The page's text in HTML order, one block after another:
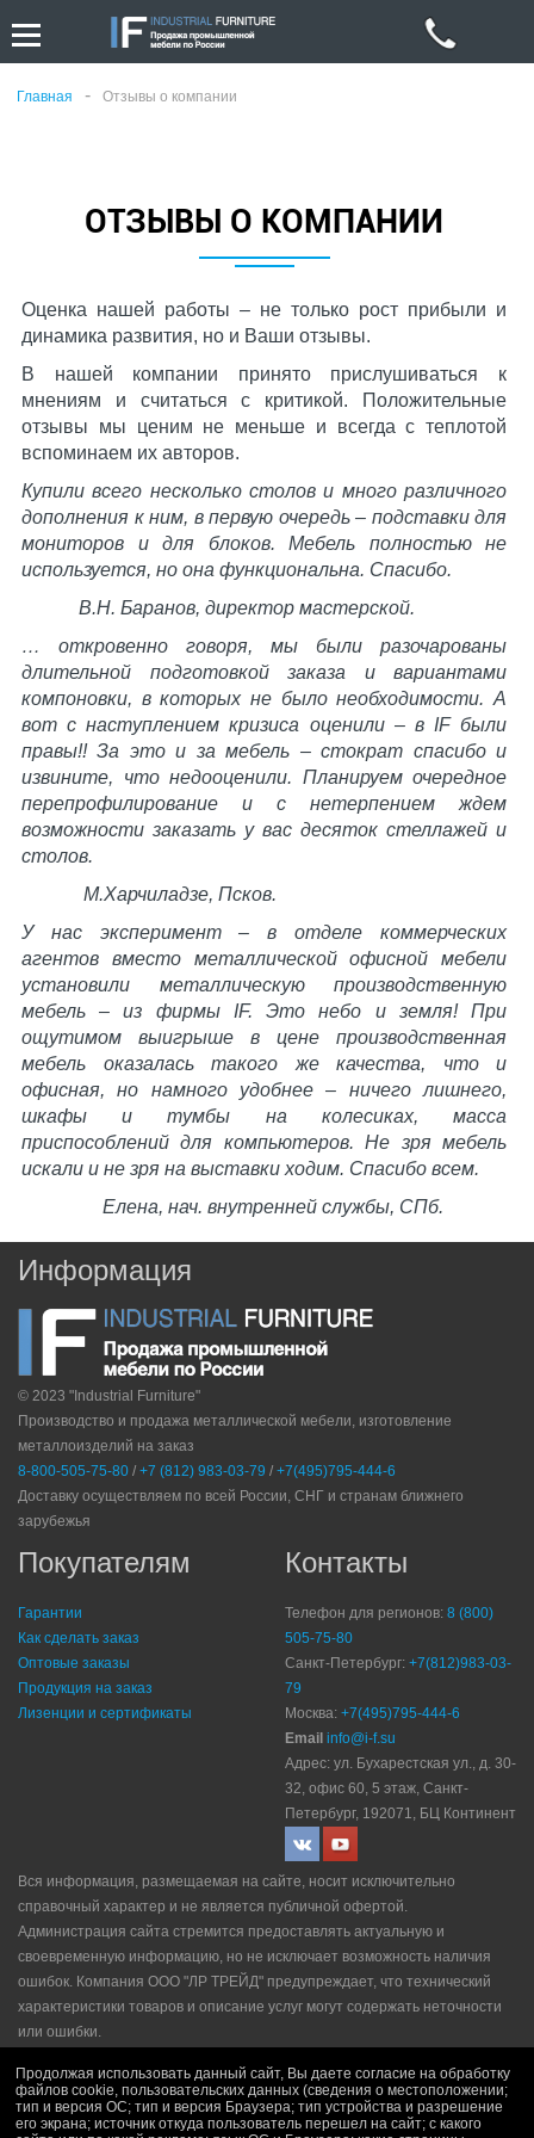
Главная - Отзывы о компании
ОТЗЫВЫ О КОМПАНИИ
Оценка нашей работы – не только рост прибыли и
динамика развития, но и Ваши отзывы.
В нашей компании принято прислушиваться к
мнениям и считаться с критикой. Положительные
отзывы мы ценим не меньше и всегда с теплотой
вспоминаем их авторов.
Купили всего несколько столов и много различного
дополнения к ним, в первую очередь – подставки для
мониторов и для блоков. Мебель полностью не
используется, но она функциональна. Спасибо.
В.Н. Баранов, директор мастерской.
… откровенно говоря, мы были разочарованы
длительной подготовкой заказа и вариантами
компоновки, в которых не было необходимости. А
вот с наступлением кризиса оценили – в IFбыли
правы!! За это и за мебель – стократ спасибо и
извините, что недооценили. Планируем очередное
перепрофилирование и с нетерпением ждем
возможности заказать у вас десяток стеллажей и
столов.
М.Харчиладзе, Псков.
У нас эксперимент – в отделе коммерческих
агентов вместо металлической офисной мебели
установили металлическую производственную
мебель – из фирмы IF. Это небо и земля! При
ощутимом выигрыше в цене производственная
мебель оказалась такого же качества, что и
офисная, но намного удобнее – ничего лишнего,
шкафы и тумбы на колесиках, масса
приспособлений для компьютеров. Не зря мебель
искали и не зря на выставки ходим. Спасибо всем.
Елена, нач. внутренней службы, СПб.
Информация
© 2023 "Industrial Furniture"
Производство и продажа металлической мебели, изготовление
металлоизделий на заказ
8-800-505-75-80 / +7 (812) 983-03-79 / +7(495)795-444-6
Доставку осуществляем по всей России, СНГ и странам ближнего
зарубежья
Покупателям
Гарантии
Как сделать заказ
Оптовые заказы
Продукция на заказ
Лизенции и сертификаты
Контакты
Телефон для регионов: 8 (800)
505-75-80
Санкт-Петербург: +7(812)983-03-
79
Москва: +7(495)795-444-6
Email info@i-f.su
Адрес: ул. Бухарестская ул., д. 30-
32, офис 60, 5 этаж, Санкт-
Петербург, 192071, БЦ Континент
Вся информация, размещаемая на сайте, носит исключительно
справочный характер и не является публичной офертой.
Администрация сайта стремится предоставлять актуальную и
своевременную информацию, но не исключает возможность наличия
ошибок. Компания ООО "ЛР ТРЕЙД" прeдупрeждaeт, что технический
характеристики товаров и описание услуг могут содержать неточности
или ошибки.
Политика рекламной рассылки|Правила продажи
Продолжая использовать данный сайт, Вы даете согласие на обработку
файлов cookie, пользовательских данных (сведения о местоположении;
тип и версия ОС; тип и версия Браузера; тип устройства и разрешение
его экрана; источник откуда пользователь перешел на сайт; с какого